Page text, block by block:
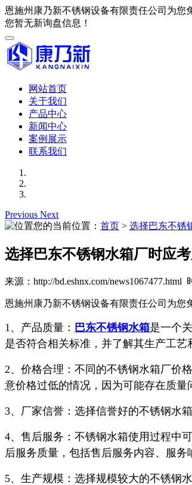
恩施州康乃新不锈钢设备有限责任公司为您
您暂无新询盘信息！
网站首页
关于我们
产品中心
新闻中心
案例展示
联系我们
Previous Next
您的当前位置： 首页 > 选择巴东不锈
选择巴东不锈钢水箱厂时应考
来源：http://bd.eshnx.com/news1067477.html
恩施州康乃新不锈钢设备有限责任公司为您
1、产品质量： 巴东不锈钢水箱是一个
是否符合相关标准，并了解其生产工艺
2、价格合理：不同的不锈钢水箱厂价
意价格过低的情况，因为可能存在质量
3、厂家信誉：选择信誉好的不锈钢水
4、售后服务：不锈钢水箱使用过程中
后服务质量，包括售后服务内容、服务
5、生产规模：选择规模较大的不锈钢